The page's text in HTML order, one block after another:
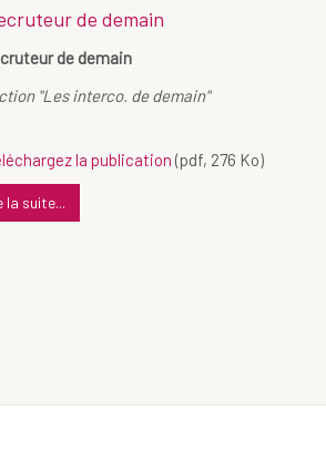
de demain
de demain
"Les interco. de demain"
la publication (pdf, 276 Ko)
la suite...